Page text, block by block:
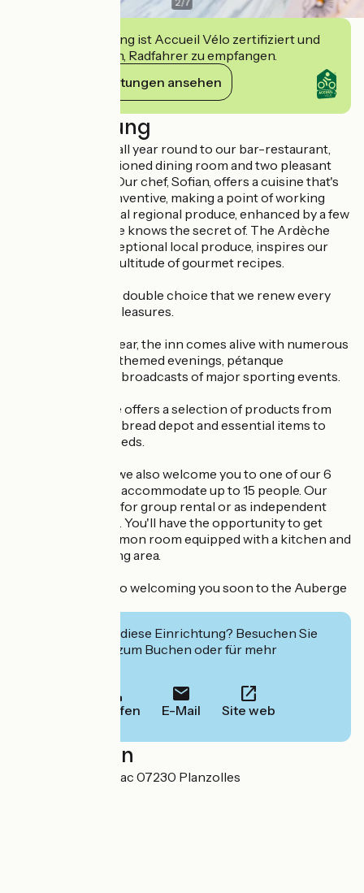
Diese Einrichtung ist Accueil Vélo zertifiziert und
verpflichtet sich, Radfahrer zu empfangen.
Ihre Verpflichtungen ansehen
Beschreibung
We welcome you all year round to our bar-restaurant,
with its air-conditioned dining room and two pleasant
shaded terraces. Our chef, Sofian, offers a cuisine that's
both simple and inventive, making a point of working
with fresh, seasonal regional produce, enhanced by a few
spices that only he knows the secret of. The Ardèche
region, rich in exceptional local produce, inspires our
chef to create a multitude of gourmet recipes.
Our menus offer a double choice that we renew every
week to vary the pleasures.
Throughout the year, the inn comes alive with numerous
events: concerts, themed evenings, pétanque
competitions and broadcasts of major sporting events.
Our grocery store offers a selection of products from
local producers, a bread depot and essential items to
meet your daily needs.
For a longer stay, we also welcome you to one of our 6
rooms, which can accommodate up to 15 people. Our
gîtes are available for group rental or as independent
chambres d'étape. You'll have the opportunity to get
together in a common room equipped with a kitchen and
a comfortable living area.
We look forward to welcoming you soon to the Auberge
Interessiert Sie diese Einrichtung? Besuchen Sie
deren Website zum Buchen oder für mehr
Anrufen E-Mail Site web
Localisation
61 impasse de l’Ubac 07230 Planzolles